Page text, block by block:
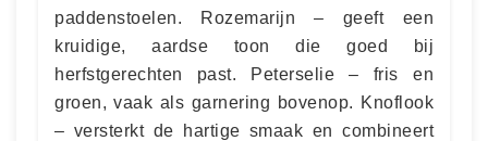
paddenstoelen. Rozemarijn – geeft een
kruidige, aardse toon die goed bij
herfstgerechten past. Peterselie – fris en
groen, vaak als garnering bovenop. Knoflook
– versterkt de hartige smaak en combineert